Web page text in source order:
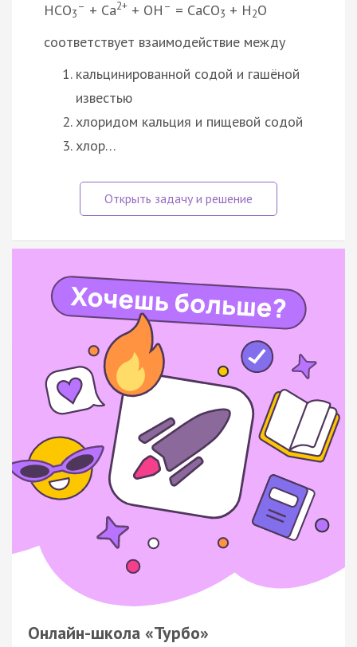
HCO3
– + Ca2+ + OH – = CaCO3 + H2O
соответствует взаимодействие между
кальцинированной содой и гашёной
известью
хлоридом кальция и пищевой содой
хлор…
Онлайн-школа «Турбо»